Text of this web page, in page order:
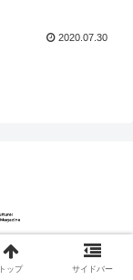
2020.07.30
トップ サイドバー